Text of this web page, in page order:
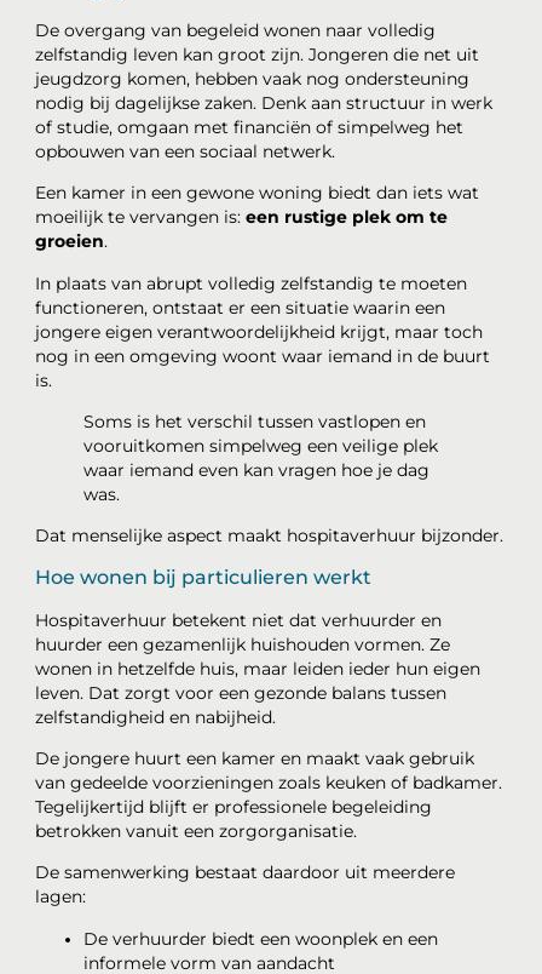
De overgang van begeleid wonen naar volledig
zelfstandig leven kan groot zijn. Jongeren die net uit
jeugdzorg komen, hebben vaak nog ondersteuning
nodig bij dagelijkse zaken. Denk aan structuur in werk
of studie, omgaan met financiën of simpelweg het
opbouwen van een sociaal netwerk.
Een kamer in een gewone woning biedt dan iets wat
moeilijk te vervangen is:een rustige plek om te
groeien.
In plaats van abrupt volledig zelfstandig te moeten
functioneren, ontstaat er een situatie waarin een
jongere eigen verantwoordelijkheid krijgt, maar toch
nog in een omgeving woont waar iemand in de buurt
is.
Soms is het verschil tussen vastlopen en
vooruitkomen simpelweg een veilige plek
waar iemand even kan vragen hoe je dag
was.
Dat menselijke aspect maakt hospitaverhuur bijzonder.
Hoe wonen bij particulieren werkt
Hospitaverhuur betekent niet dat verhuurder en
huurder een gezamenlijk huishouden vormen. Ze
wonen in hetzelfde huis, maar leiden ieder hun eigen
leven. Dat zorgt voor een gezonde balans tussen
zelfstandigheid en nabijheid.
De jongere huurt een kamer en maakt vaak gebruik
van gedeelde voorzieningen zoals keuken of badkamer.
Tegelijkertijd blijft er professionele begeleiding
betrokken vanuit een zorgorganisatie.
De samenwerking bestaat daardoor uit meerdere
lagen:
De verhuurder biedt een woonplek en een
informele vorm van aandacht